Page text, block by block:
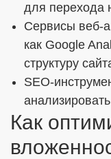
для перехода
Сервисы веб-
как Google
структуру
SEO-
Как